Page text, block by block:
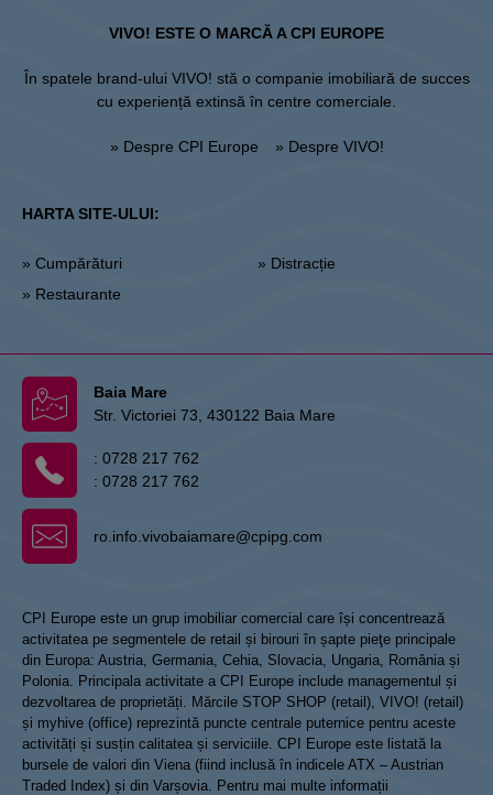
VIVO! ESTE O MARCĂ A CPI EUROPE
În spatele brand-ului VIVO! stă o companie imobiliară de succes
cu experiență extinsă în centre comerciale.
» Despre CPI Europe » Despre VIVO!
HARTA SITE-ULUI:
» Cumpărături
» Restaurante
» Distracție
Baia Mare
Str. Victoriei 73, 430122 Baia Mare
: 0728 217 762
: 0728 217 762
ro.info.vivobaiamare@cpipg.com
CPI Europe este un grup imobiliar comercial care își concentrează
activitatea pe segmentele de retail și birouri în șapte pieţe principale
din Europa: Austria, Germania, Cehia, Slovacia, Ungaria, România și
Polonia. Principala activitate a CPI Europe include managementul și
dezvoltarea de proprietăți. Mărcile STOP SHOP (retail), VIVO! (retail)
și myhive (office) reprezintă puncte centrale puternice pentru aceste
activități și susțin calitatea și serviciile. CPI Europe este listată la
bursele de valori din Viena (fiind inclusă în indicele ATX – Austrian
Traded Index) și din Varșovia. Pentru mai multe informații